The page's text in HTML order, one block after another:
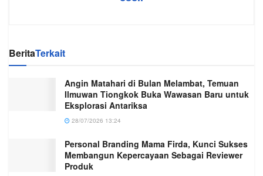
BeritaTerkait
Angin Matahari di Bulan Melambat, Temuan
Ilmuwan Tiongkok Buka Wawasan Baru untuk
Eksplorasi Antariksa
28/07/2026 13:24
Personal Branding Mama Firda, Kunci Sukses
Membangun Kepercayaan Sebagai Reviewer
Produk